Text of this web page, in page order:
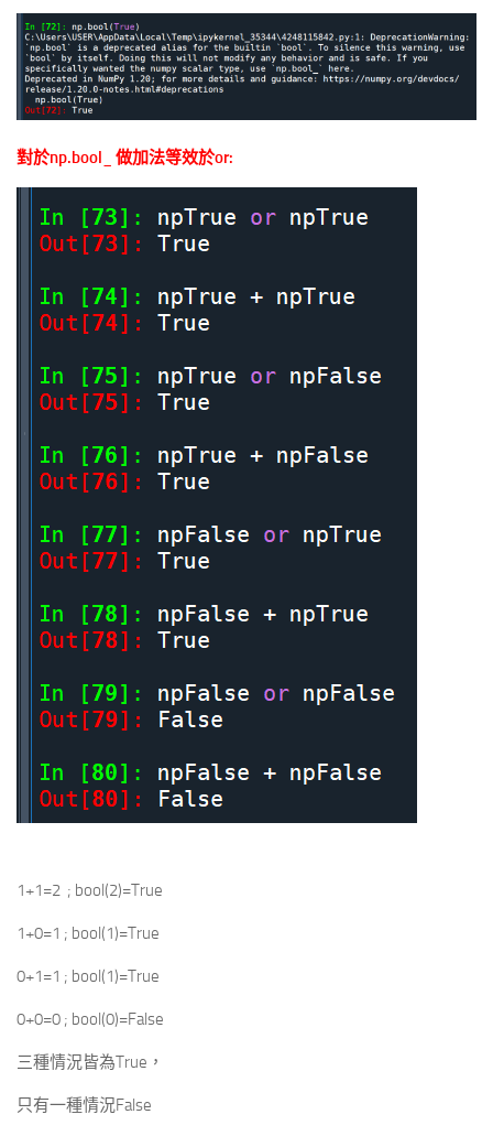
對於np.bool_ 做加法等效於or:
1+1=2 ; bool(2)=True
1+0=1 ; bool(1)=True
0+1=1 ; bool(1)=True
0+0=0 ; bool(0)=False
三種情況皆為True，
只有一種情況False